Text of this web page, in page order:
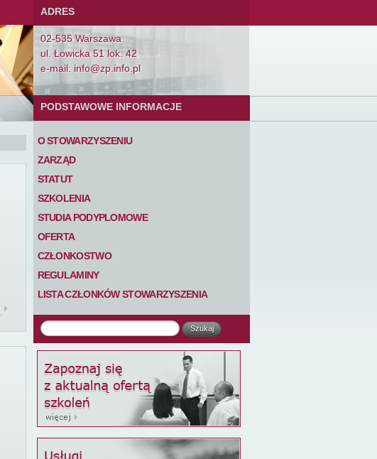
ADRES
02-535 Warszawa
ul. Łowicka 51 lok. 42
e-mail: info@zp.info.pl
PODSTAWOWE INFORMACJE
O STOWARZYSZENIU
ZARZĄD
STATUT
SZKOLENIA
STUDIA PODYPLOMOWE
OFERTA
CZŁONKOSTWO
REGULAMINY
LISTA CZŁONKÓW STOWARZYSZENIA